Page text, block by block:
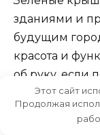
зданиями и
будущим
красота и
об руку, если
планом и
Такой подход
свободнее и
Этот сайт
Продолжая